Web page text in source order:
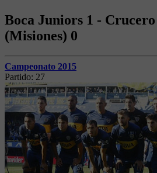
Boca Juniors 1 -
(Misiones) 0
Campeonato 2015
Partido: 27